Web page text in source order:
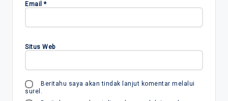
Email *
Situs Web
Beritahu saya akan tindak lanjut komentar melalui
surel.